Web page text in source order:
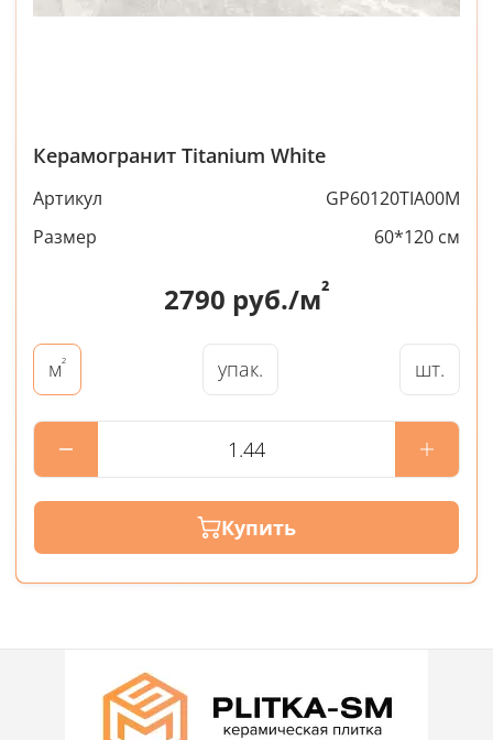
Керамогранит Titanium White
Артикул
GP60120TIA00M
Размер
60*120 см
2790 руб./м²
м² упак. шт.
Купить